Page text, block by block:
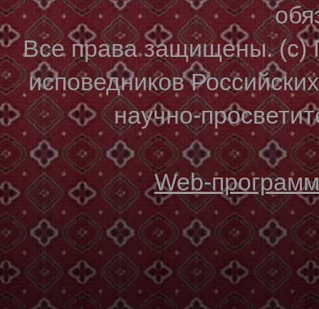
Все права защищены. (с)
исповедников
научно-
Web-